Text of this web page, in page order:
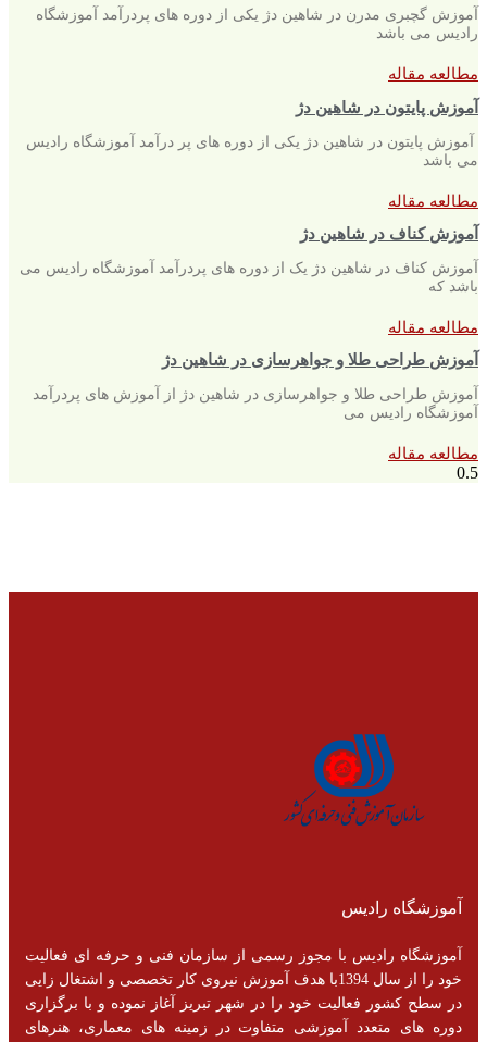
آموزش گچبری مدرن در شاهین دژ یکی از دوره های پردرآمد آموزشگاه
رادیس می باشد
مطالعه مقاله
آموزش پایتون در شاهین دژ
آموزش پایتون در شاهین دژ یکی از دوره های پر درآمد آموزشگاه رادیس
می باشد
مطالعه مقاله
آموزش کناف در شاهین دژ
آموزش کناف در شاهین دژ یک از دوره های پردرآمد آموزشگاه رادیس می
باشد که
مطالعه مقاله
آموزش طراحی طلا و جواهرسازی در شاهین دژ
آموزش طراحی طلا و جواهرسازی در شاهین دژ از آموزش های پردرآمد
آموزشگاه رادیس می
مطالعه مقاله
آموزشگاه رادیس
آموزشگاه رادیس با مجوز رسمی از سازمان فنی و حرفه ای فعالیت
خود را از سال 1394با هدف آموزش نیروی کار تخصصی و اشتغال زایی
در سطح کشور فعالیت خود را در شهر تبریز آغاز نموده و با برگزاری
دوره های متعدد آموزشی متفاوت در زمینه های معماری، هنرهای